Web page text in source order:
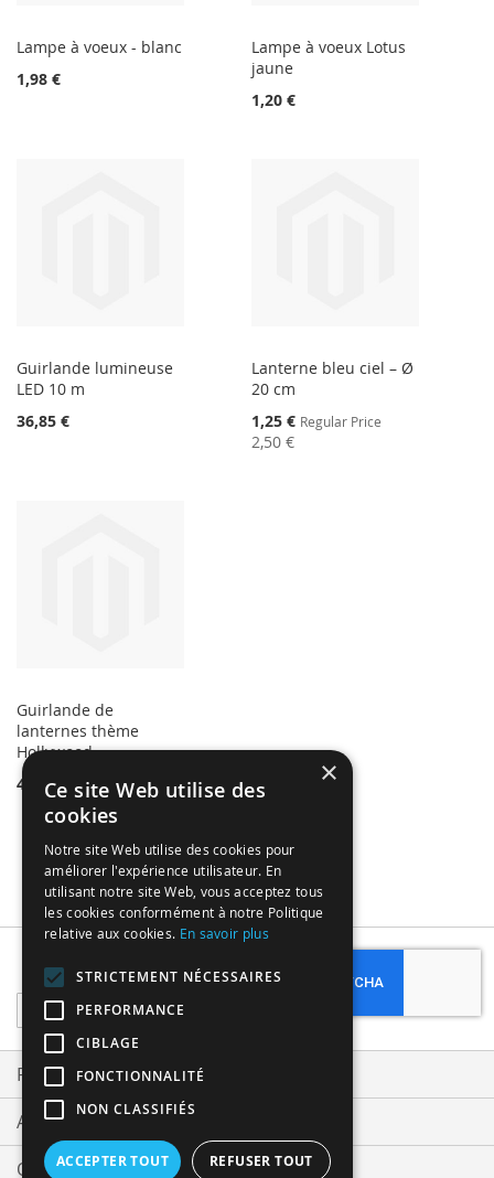
Lampe à voeux - blanc
1,98 €
Lampe à voeux Lotus
jaune
1,20 €
Guirlande lumineuse
LED 10 m
36,85 €
Lanterne bleu ciel – Ø
20 cm
Special
Price
1,25 € Regular Price
2,50 €
Guirlande de
lanternes thème
Hollywood
4,99 €
Sign
Up
for
Our
Newsletter:
Subscribe
Privacy and Cookie Policy
Advanced Search
Orders and Returns
×
Ce site Web utilise des
cookies
Notre site Web utilise des cookies pour
améliorer l'expérience utilisateur. En
utilisant notre site Web, vous acceptez tous
les cookies conformément à notre Politique
relative aux cookies. En savoir plus
STRICTEMENT NÉCESSAIRES
PERFORMANCE
CIBLAGE
FONCTIONNALITÉ
NON CLASSIFIÉS
ACCEPTER TOUT REFUSER TOUT